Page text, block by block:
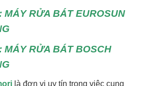
MÁY RỬA BÁT EUROSUN
MÁY RỬA BÁT BOSCH
là đơn vị uy tín trong việc cung